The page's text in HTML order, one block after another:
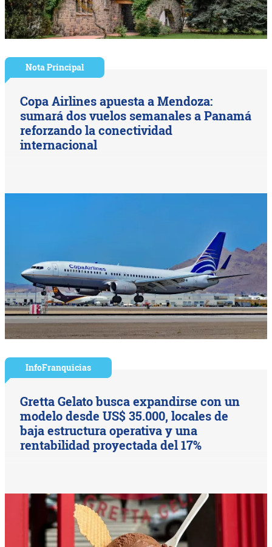
Nota Principal
Copa Airlines apuesta a Mendoza:
sumará dos vuelos semanales a Panamá
reforzando la conectividad
internacional
InfoFranquicias
Gretta Gelato busca expandirse con un
modelo desde US$ 35.000, locales de
baja estructura operativa y una
rentabilidad proyectada del 17%